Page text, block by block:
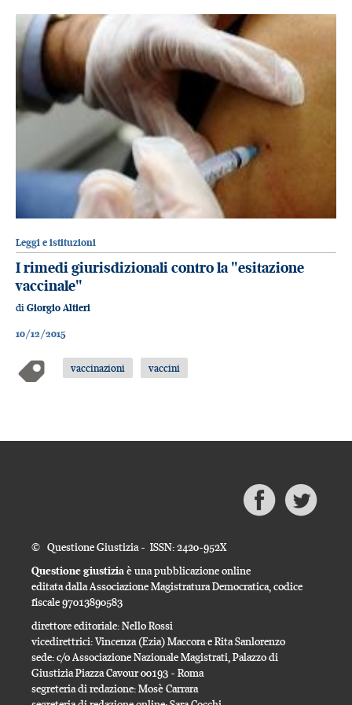
Leggi e istituzioni
I rimedi giurisdizionali contro la "esitazione
vaccinale"
di Giorgio Altieri
10/12/2015
vaccinazioni vaccini
© Questione Giustizia - ISSN: 2420-952X
Questione giustiziaè una pubblicazione online
editata dalla Associazione Magistratura Democratica, codice
fiscale 97013890583
direttore editoriale: Nello Rossi
vicedirettrici: Vincenza (Ezia) Maccora e Rita Sanlorenzo
sede: c/o Associazione Nazionale Magistrati, Palazzo di
Giustizia Piazza Cavour 00193 - Roma
segreteria di redazione: Mosè Carrara